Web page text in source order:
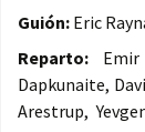
Guión: Eric
Reparto: Emir
Dapkunaite,
Arestrup,